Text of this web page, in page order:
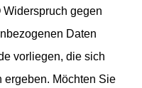
Widerspruch gegen
Daten
vorliegen, die sich
ergeben. Möchten Sie